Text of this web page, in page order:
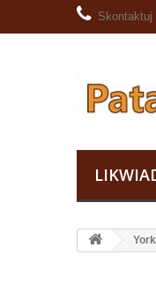
Skontaktuj